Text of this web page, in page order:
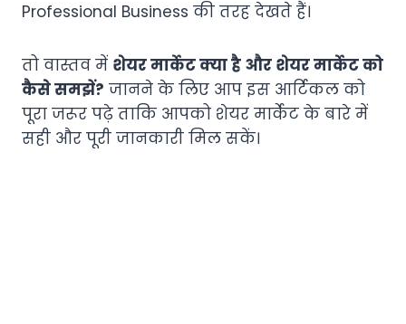
Professional Business की तरह देखते हैं।
तो वास्तव में शेयर मार्केट क्या है और शेयर मार्केट को
कैसे समझें? जानने के लिए आप इस आर्टिकल को
पूरा जरूर पढ़े ताकि आपको शेयर मार्केट के बारे में
सही और पूरी जानकारी मिल सकें।